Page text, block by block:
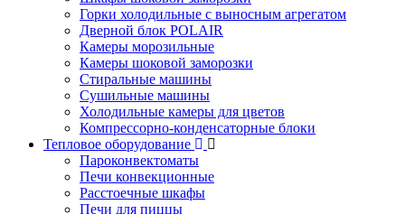
Горки холодильные с выносным агрегатом
Дверной блок POLAIR
Камеры морозильные
Камеры шоковой заморозки
Стиральные машины
Сушильные машины
Холодильные камеры для цветов
Компрессорно-конденсаторные блоки
Тепловое оборудование
Пароконвектоматы
Печи конвекционные
Расстоечные шкафы
Печи для пиццы